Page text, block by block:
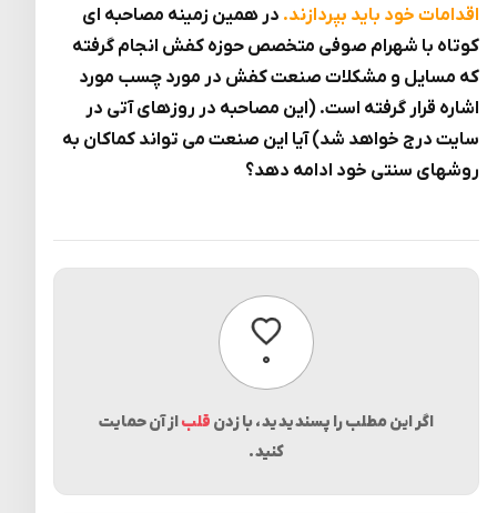
اقدامات خود باید بپردازند. در همین زمینه مصاحبه ای
کوتاه با شهرام صوفی متخصص حوزه کفش انجام گرفته
که مسایل و مشکلات صنعت کفش در مورد چسب مورد
اشاره قرار گرفته است. (این مصاحبه در روزهای آتی در
سایت درج خواهد شد) آیا این صنعت می تواند کماکان به
روشهای سنتی خود ادامه دهد؟
۰پسندیدن
اگر این مطلب را پسندیدید، با زدن قلباز آن حمایت
کنید.